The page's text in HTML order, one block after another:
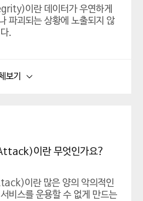
이란 데이터가 우연하게
파괴되는 상황에 노출되지 않
.
역 무결성, 참조 무결성 등이
보기
이란 무엇인가요?
이란 많은 양의 악의적인
비스를 운용할 수 없게 만드는